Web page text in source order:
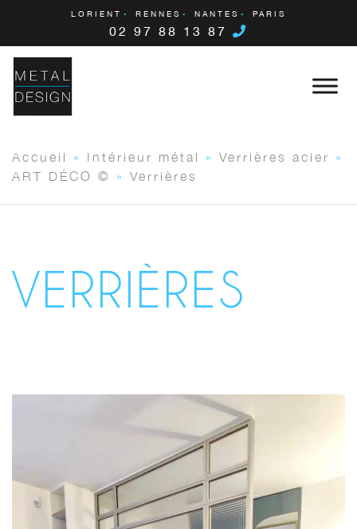
LORIENT RENNES NANTES PARIS
02 97 88 13 87
Accueil » Intérieur métal » Verrières acier »
ART DÉCO © » Verrières
VERRIÈRES